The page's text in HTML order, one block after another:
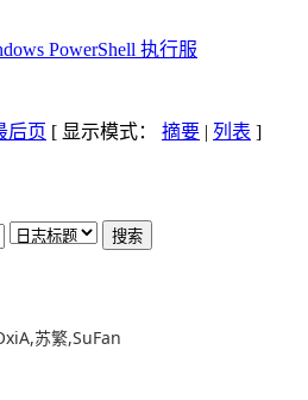
PowerShell 执行服
[ 显示模式： 摘要 | 列表 ]